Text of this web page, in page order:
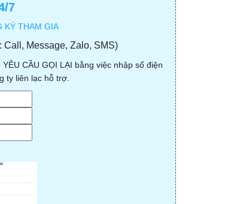
7
KÝ THAM GIA
Message, Zalo, SMS)
CẦU GỌI LẠI bằng việc nhập số điện
ty liên lạc hỗ trợ.